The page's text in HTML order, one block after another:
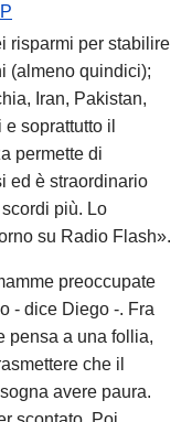
risparmi per stabilire
(almeno quindici);
Iran, Pakistan,
soprattutto il
permette di
ed è straordinario
più. Lo
su Radio Flash».
preoccupate
- dice Diego -. Fra
pensa a una follia,
che il
avere paura.